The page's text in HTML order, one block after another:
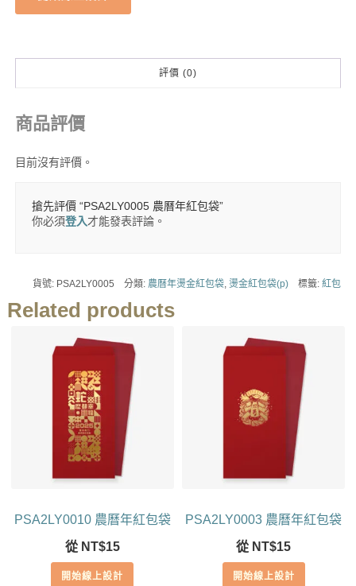
評價 (0)
商品評價
目前沒有評價。
搶先評價 “PSA2LY0005 農曆年紅包袋”
你必須登入才能發表評論。
貨號: PSA2LY0005 分類: 農曆年燙金紅包袋 ,燙金紅包袋(p) 標籤:紅包
Related products
PSA2LY0010 農曆年紅包袋
從 NT$15
開始線上設計
PSA2LY0003 農曆年紅包袋
從 NT$15
開始線上設計